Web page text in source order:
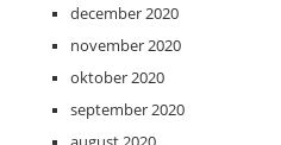
december 2020
november 2020
oktober 2020
september 2020